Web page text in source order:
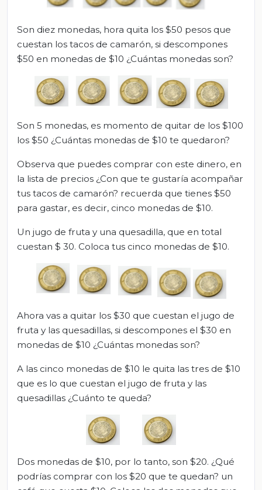
Son diez monedas, hora quita los $50 pesos que
cuestan los tacos de camarón, si descompones
$50 en monedas de $10 ¿Cuántas monedas son?
Son 5 monedas, es momento de quitar de los $100
los $50 ¿Cuántas monedas de $10 te quedaron?
Observa que puedes comprar con este dinero, en
la lista de precios ¿Con que te gustaría acompañar
tus tacos de camarón? recuerda que tienes $50
para gastar, es decir, cinco monedas de $10.
Un jugo de fruta y una quesadilla, que en total
cuestan $ 30. Coloca tus cinco monedas de $10.
Ahora vas a quitar los $30 que cuestan el jugo de
fruta y las quesadillas, si descompones el $30 en
monedas de $10 ¿Cuántas monedas son?
A las cinco monedas de $10 le quita las tres de $10
que es lo que cuestan el jugo de fruta y las
quesadillas ¿Cuánto te queda?
Dos monedas de $10, por lo tanto, son $20. ¿Qué
podrías comprar con los $20 que te quedan? un